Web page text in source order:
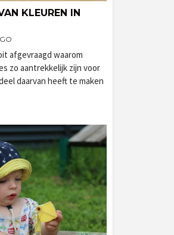
KLEUREN IN
afgevraagd waarom
zo aantrekkelijk zijn voor
daarvan heeft te maken